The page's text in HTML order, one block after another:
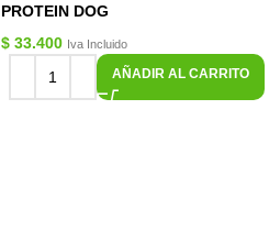
PROTEIN DOG
$ 33.400 Iva Incluido
AÑADIR AL CARRITO